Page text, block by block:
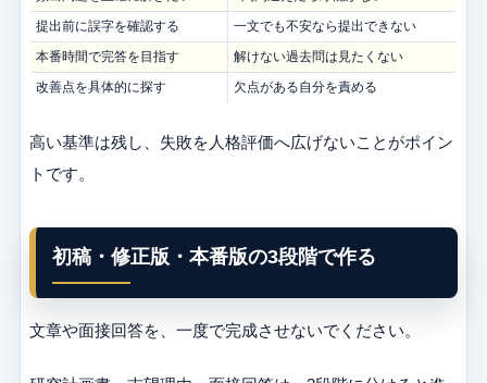
提出前に誤字を確認する
一文でも不安なら提出できない
本番時間で完答を目指す
解けない過去問は見たくない
改善点を具体的に探す
欠点がある自分を責める
高い基準は残し、失敗を人格評価へ広げないことがポイン
トです。
初稿・修正版・本番版の3段階で作る
文章や面接回答を、一度で完成させないでください。